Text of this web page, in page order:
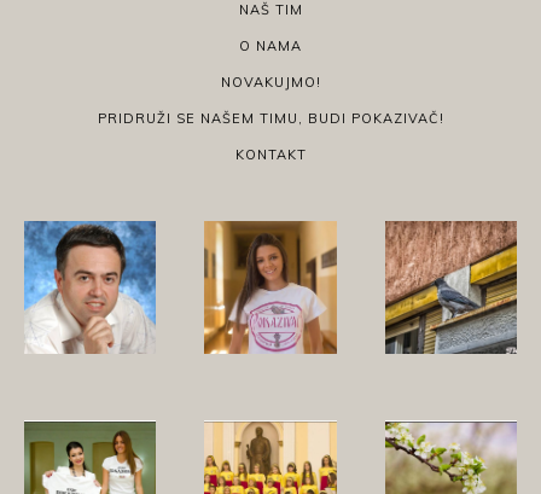
NAŠ TIM
O NAMA
NOVAKUJMO!
PRIDRUŽI SE NAŠEM TIMU, BUDI POKAZIVAČ!
KONTAKT